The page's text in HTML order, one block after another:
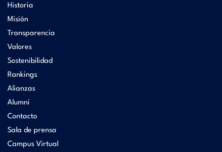
Historia
Misión
Transparencia
Valores
Sostenibilidad
Rankings
Alianzas
Alumni
Contacto
Sala de prensa
Campus Virtual